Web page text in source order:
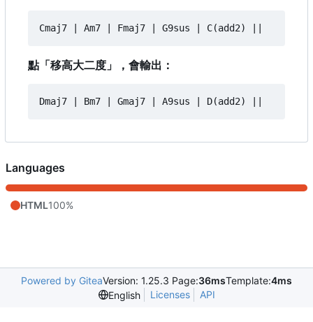
點「移高大二度」，會輸出：
Languages
HTML100%
Powered by GiteaVersion: 1.25.3 Page:36msTemplate:4ms
English
Licenses API